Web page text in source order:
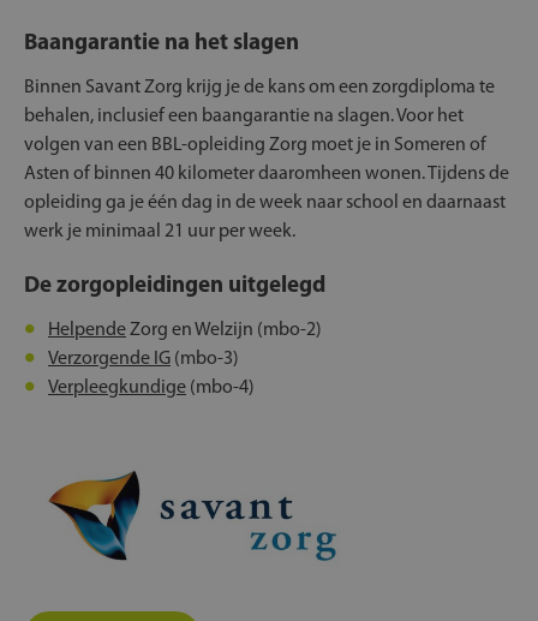
Baangarantie na het slagen
Binnen Savant Zorg krijg je de kans om een zorgdiploma te
behalen, inclusief een baangarantie na slagen. Voor het
volgen van een BBL-opleiding Zorg moet je in Someren of
Asten of binnen 40 kilometer daaromheen wonen. Tijdens de
opleiding ga je één dag in de week naar school en daarnaast
werk je minimaal 21 uur per week.
De zorgopleidingen uitgelegd
HelpendeZorg en Welzijn (mbo-2)
Verzorgende IG (mbo-3)
Verpleegkundige (mbo-4)